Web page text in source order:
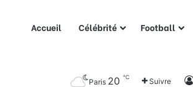
Accueil Célébrité Football
Paris 20 ℃ Suivre